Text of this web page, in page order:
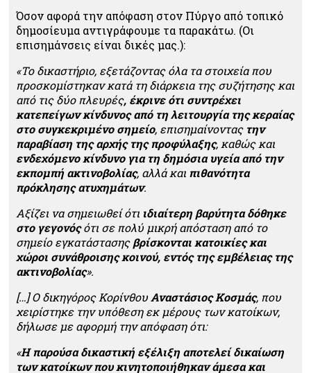
Όσον αφορά την απόφαση στον Πύργο από τοπικό
δημοσίευμα αντιγράφουμε τα παρακάτω. (Οι
επισημάνσεις είναι δικές μας.):
«Το δικαστήριο, εξετάζοντας όλα τα στοιχεία που
προσκομίστηκαν κατά τη διάρκεια της συζήτησης και
από τις δύο πλευρές, έκρινε ότι συντρέχει
κατεπείγων κίνδυνος από τη λειτουργία της κεραίας
στο συγκεκριμένο σημείο, επισημαίνοντας την
παραβίαση της αρχής της προφύλαξης, καθώς και
ενδεχόμενο κίνδυνο για τη δημόσια υγεία από την
εκπομπή ακτινοβολίας, αλλά και πιθανότητα
πρόκλησης ατυχημάτων.
Αξίζει να σημειωθεί ότι ιδιαίτερη βαρύτητα δόθηκε
στο γεγονόςότι σε πολύ μικρή απόσταση από το
σημείο εγκατάστασηςβρίσκονται κατοικίες και
χώροι συνάθροισης κοινού, εντός της εμβέλειας της
ακτινοβολίας».
[…] Ο δικηγόρος ΚορίνθουΑναστάσιος Κοσμάς, που
χειρίστηκε την υπόθεση εκ μέρους των κατοίκων,
δήλωσε με αφορμή την απόφαση ότι:
«Η παρούσα δικαστική εξέλιξη αποτελεί δικαίωση
των κατοίκων που κινητοποιήθηκαν άμεσα και